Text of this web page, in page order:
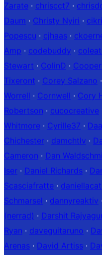
Zarate · chriscct7 ·
Daum · Christy Nyiri ·
Popescu · cjhaas ·
Amp · codebuddy ·
Stewart · ColinD ·
Tixeront · Corey Salzano ·
Worrell · Cornwell · Cory
Robertson · cucocreative
Whitmore · Cyrille37 ·
Chichester · damchtlv ·
Cameron · Dan
Iser · Daniel Richards ·
Scasciafratte ·
Schmarsel · dannyreaktiv ·
(nerrad) · Darshit
Ryan · daveguitaruno ·
Arenas · David Artiss ·